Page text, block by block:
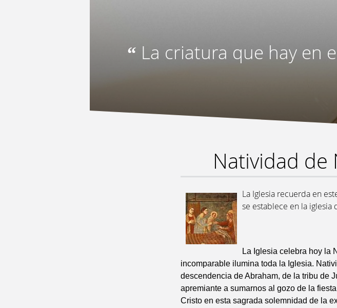
“ La criatura que hay en
Natividad de
La Iglesia recuerda en
se establece en la iglesia
La Iglesia celebra hoy la
incomparable ilumina toda la Iglesia.
descendencia de Abraham, de la tribu de
apremiante a sumarnos al gozo de la
Cristo en esta sagrada solemnidad de la